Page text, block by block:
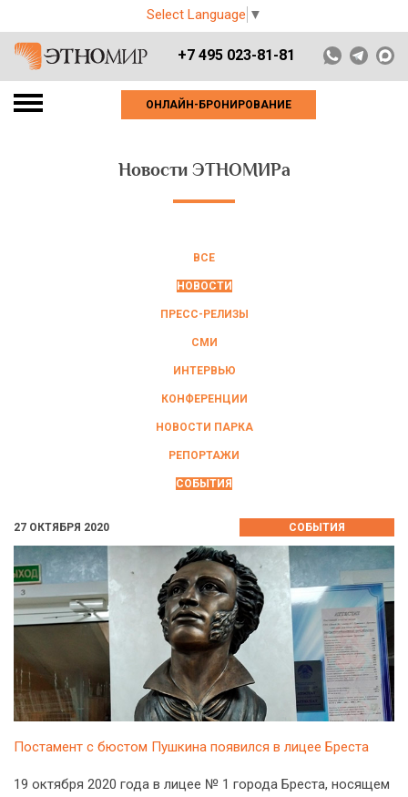
Select Language ▼
+7 495 023-81-81
ОНЛАЙН-БРОНИРОВАНИЕ
Новости ЭТНОМИРа
ВСЕ
НОВОСТИ
ПРЕСС-РЕЛИЗЫ
СМИ
ИНТЕРВЬЮ
КОНФЕРЕНЦИИ
НОВОСТИ ПАРКА
РЕПОРТАЖИ
СОБЫТИЯ
27 ОКТЯБРЯ 2020 СОБЫТИЯ
Постамент с бюстом Пушкина появился в лицее Бреста
19 октября 2020 года в лицее № 1 города Бреста, носящем